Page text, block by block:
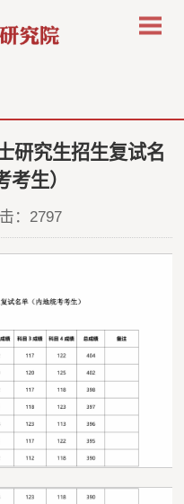
研究生招生复试名
考生）
： 2797